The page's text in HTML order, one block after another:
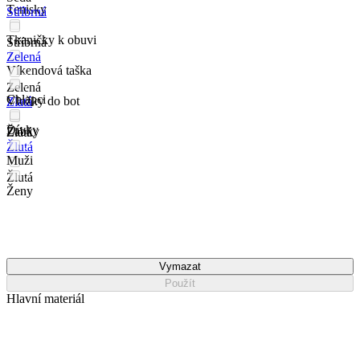
Tenisky
Tkaničky k obuvi
Víkendová taška
Vložky do bot
Žabky
Stříbrná
Stříbrná
Zelená
Zelená
Zlatá
Zlatá
Žlutá
Žlutá
Chlapci
Dívky
Muži
Ženy
Vymazat
Použít
Hlavní materiál